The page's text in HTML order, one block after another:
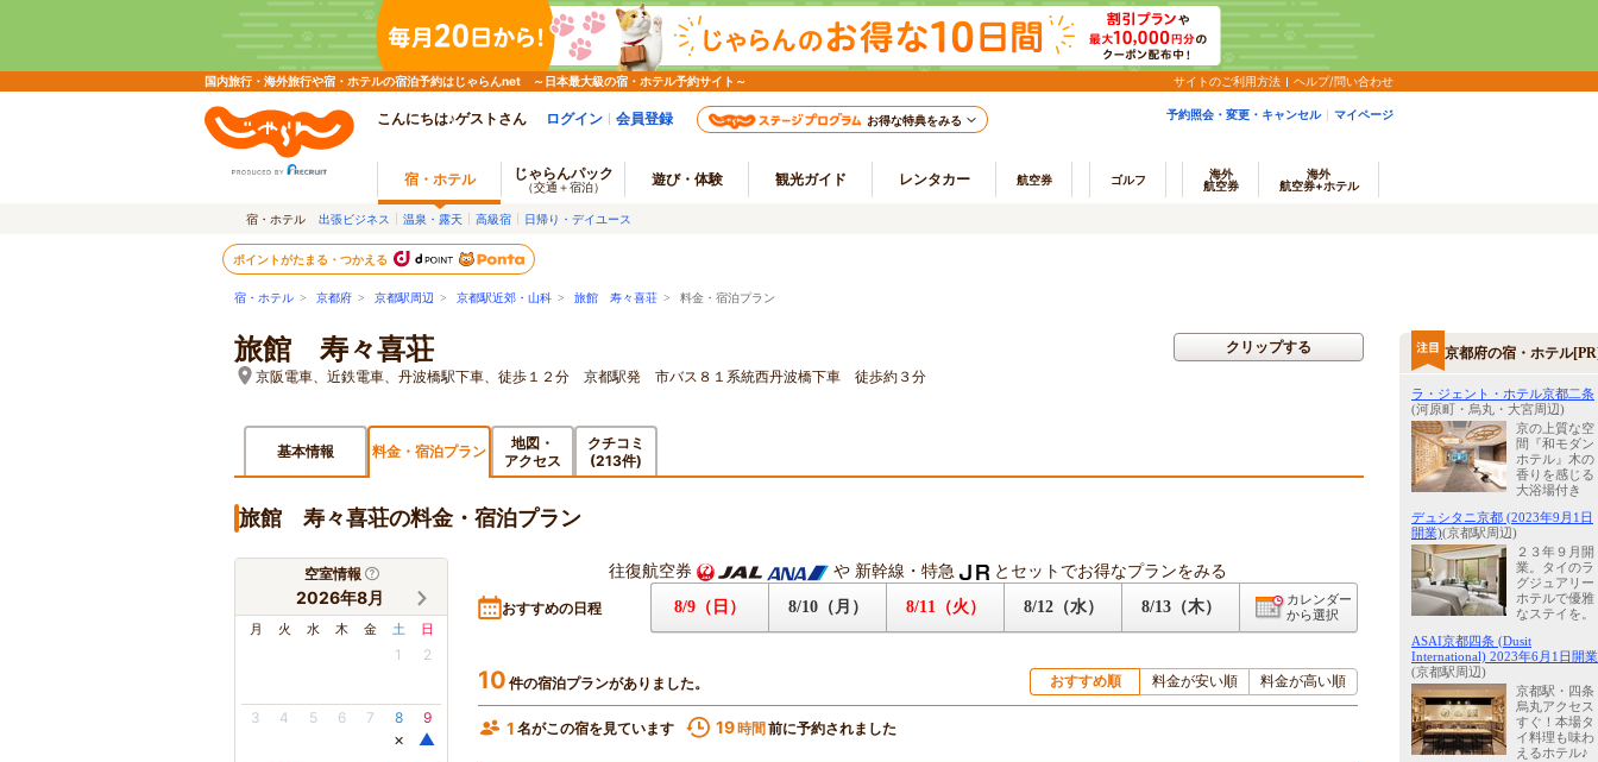
国内旅行・海外旅行や宿・ホテルの宿泊予約はじゃらんnet ～日本最大級の宿・ホテル予約サイト～ サイトのご利用方法 ヘルプ/問い合わせ
こんにちは♪ゲストさん ログイン 会員登録 お得な特典をみる 予約照会・変更・キャンセル マイページ
宿・ホテル じゃらんパック
（交通＋宿泊） 遊び・体験 観光ガイド レンタカー 航空券 ゴルフ
海外
航空券
海外
航空券+ホテル
宿・ホテル 出張ビジネス 温泉・露天 高級宿 日帰り・デイユース
ポイントがたまる・つかえる
宿・ホテル > 京都府 > 京都駅周辺 > 京都駅近郊・山科 > 旅館 寿々喜荘 > 料金・宿泊プラン
旅館 寿々喜荘
京阪電車、近鉄電車、丹波橋駅下車、徒歩１２分 京都駅発 市バス８１系統西丹波橋下車 徒歩約３分
クリップする
基本情報 料金・宿泊プラン
地図・
アクセス
クチコミ
(213件)
旅館 寿々喜荘の料金・宿泊プラン
空室情報
2026年8月
月 火 水 木 金 土 日
1 2
3 4 5 6 7 8
×
9
▲
往復航空券 や 新幹線・特急 とセットでお得なプランをみる
おすすめの日程 8/9（日） 8/10（月） 8/11（火） 8/12（水） 8/13（木）
カレンダー
から選択
10 件の宿泊プランがありました。 おすすめ順 料金が安い順 料金が高い順
1 名がこの宿を見ています 19時間 前に予約されました
京都府の宿・ホテル
ラ・ジェント・ホテル京都二条
(河原町・烏丸・大宮周辺)
京の上質な空
間『和モダン
ホテル』木の
香りを感じる
大浴場付き
デュシタニ京都 (2023年9月1日
開業)(京都駅周辺)
２３年９月開
業。タイのラ
グジュアリー
ホテルで優雅
なステイを。
ASAI京都四条 (Dusit
International) 2023年6月1日開業
(京都駅周辺)
京都駅・四条
烏丸アクセス
すぐ！本場タ
イ料理も味わ
えるホテル♪